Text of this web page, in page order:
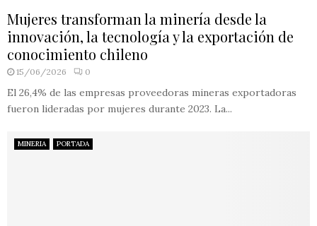
Mujeres transforman la minería desde la
innovación, la tecnología y la exportación de
conocimiento chileno
15/06/2026 0
El 26,4% de las empresas proveedoras mineras exportadoras
fueron lideradas por mujeres durante 2023. La...
MINERIA PORTADA